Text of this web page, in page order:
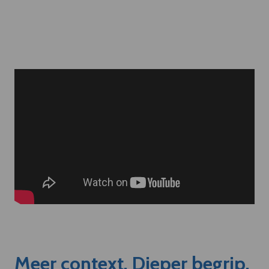
Meer context. Dieper begrip.